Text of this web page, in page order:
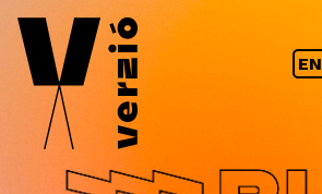
Jump to navigation
EN